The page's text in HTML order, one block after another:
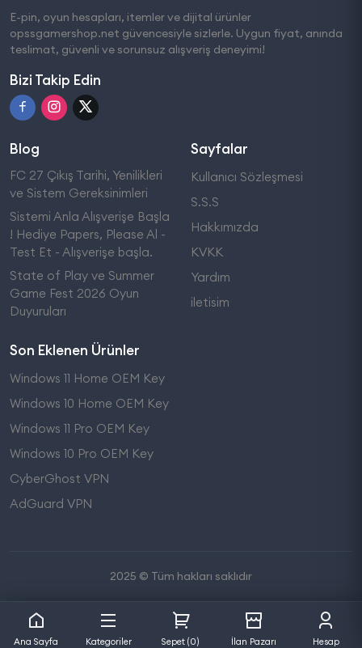
Ana Sayfa Kategoriler Sepet (0) İlan Pazarı Hesap
E-pin, oyun hesapları, itemler ve dijital ürünler
opssgamershop.net güvencesiyle sizlerle. Uygun fiyat, anında
teslimat, güvenli ve sorunsuz alışveriş deneyimi!
Bizi Takip Edin
Blog
FC 27 Çıkış Tarihi, Yenilikleri
ve Sistem Gereksinimleri
Sistemi Anla Alışverişe Başla
! Hediye Papers, Please Al -
Test Et - Alışverişe başla.
State of Play ve Summer
Game Fest 2026 Oyun
Duyuruları
Sayfalar
Kullanıcı Sözleşmesi
S.S.S
Hakkımızda
KVKK
Yardım
iletisim
Son Eklenen Ürünler
Windows 11 Home OEM Key
Windows 10 Home OEM Key
Windows 11 Pro OEM Key
Windows 10 Pro OEM Key
CyberGhost VPN
AdGuard VPN
2025 © Tüm hakları saklıdır